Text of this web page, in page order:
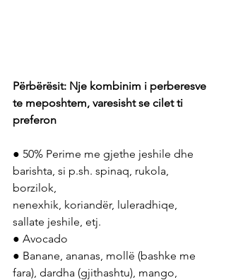
Përbërësit: Nje kombinim i perberesve
te meposhtem, varesisht se cilet ti
preferon
● 50% Perime me gjethe jeshile dhe
barishta, si p.sh. spinaq, rukola,
borzilok,
nenexhik, koriandër, luleradhiqe,
sallate jeshile, etj.
● Avocado
● Banane, ananas, mollë (bashke me
fara), dardha (gjithashtu), mango,